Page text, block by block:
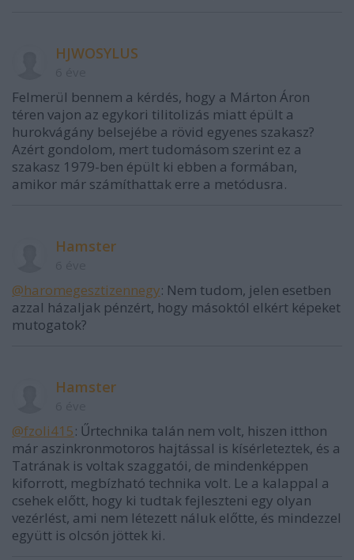
HJWOSYLUS
Felmerül bennem a kérdés, hogy a Márton Áron
téren vajon az egykori tilitolizás miatt épült a
hurokvágány belsejébe a rövid egyenes szakasz?
Azért gondolom, mert tudomásom szerint ez a
szakasz 1979-ben épült ki ebben a formában,
amikor már számíthattak erre a metódusra.
Hamster
@haromegesztizennegy: Nem tudom, jelen esetben
azzal házaljak pénzért, hogy másoktól elkért képeket
mutogatok?
Hamster
@fzoli415: Űrtechnika talán nem volt, hiszen itthon
már aszinkronmotoros hajtással is kísérleteztek, és a
Tatrának is voltak szaggatói, de mindenképpen
kiforrott, megbízható technika volt. Le a kalappal a
csehek előtt, hogy ki tudtak fejleszteni egy olyan
vezérlést, ami nem létezett náluk előtte, és mindezzel
együtt is olcsón jöttek ki.